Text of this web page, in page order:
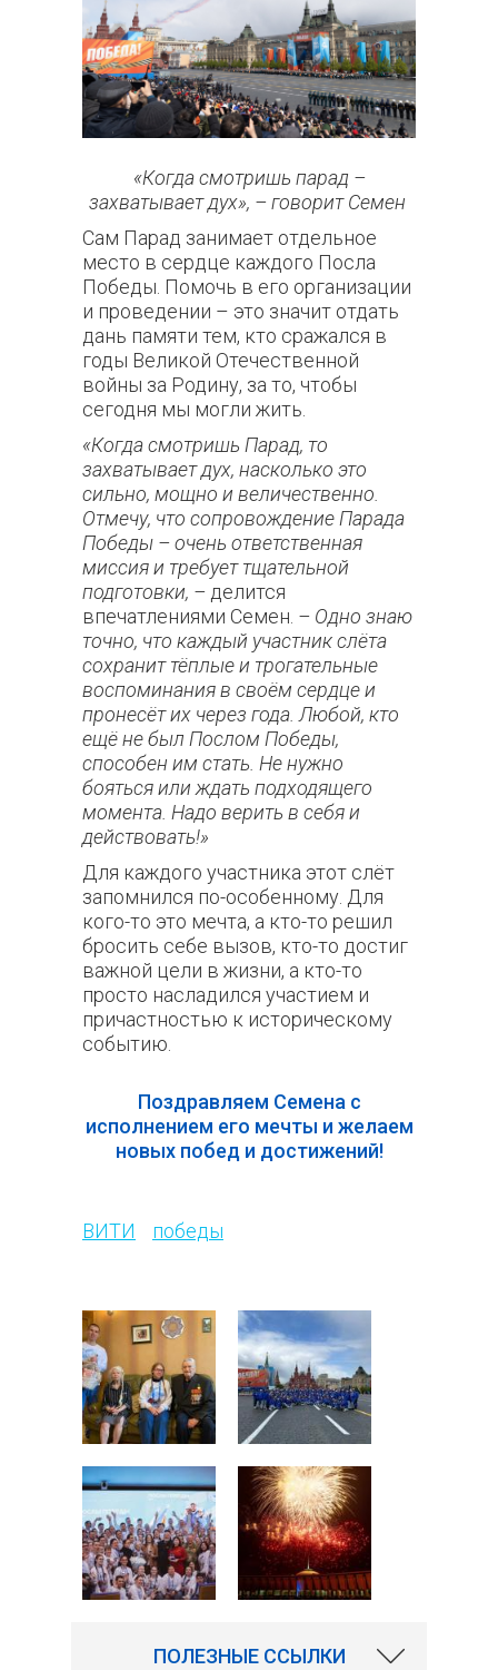
«Когда смотришь парад –
захватывает дух», – говорит Семен
Сам Парад занимает отдельное
место в сердце каждого Посла
Победы. Помочь в его организации
и проведении – это значит отдать
дань памяти тем, кто сражался в
годы Великой Отечественной
войны за Родину, за то, чтобы
сегодня мы могли жить.
«Когда смотришь Парад, то
захватывает дух, насколько это
сильно, мощно и величественно.
Отмечу, что сопровождение Парада
Победы – очень ответственная
миссия и требует тщательной
подготовки, – делится
впечатлениями Семен. – Одно знаю
точно, что каждый участник слёта
сохранит тёплые и трогательные
воспоминания в своём сердце и
пронесёт их через года. Любой, кто
ещё не был Послом Победы,
способен им стать. Не нужно
бояться или ждать подходящего
момента. Надо верить в себя и
действовать!»
Для каждого участника этот слёт
запомнился по-особенному. Для
кого-то это мечта, а кто-то решил
бросить себе вызов, кто-то достиг
важной цели в жизни, а кто-то
просто насладился участием и
причастностью к историческому
событию.
Поздравляем Семена с
исполнением его мечты и желаем
новых побед и достижений!
ВИТИ победы
ПОЛЕЗНЫЕ ССЫЛКИ